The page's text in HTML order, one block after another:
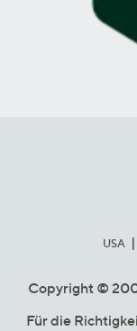
USA
Copyright ©
Für die